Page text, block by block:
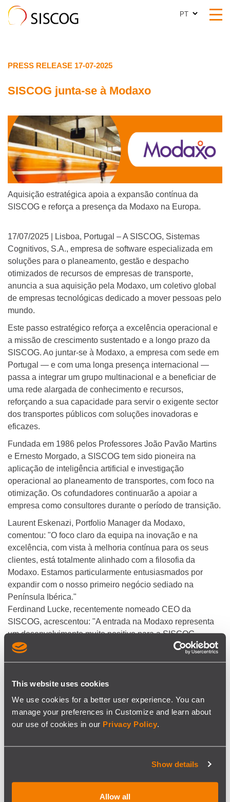
This website uses cookies
We use cookies for a better user experience. You can
manage your preferences in Customize and learn about
our use of cookies in our Privacy Policy.
Show details
Allow all
PT
PRESS RELEASE 17-07-2025
SISCOG junta-se à Modaxo
Aquisição estratégica apoia a expansão contínua da
SISCOG e reforça a presença da Modaxo na Europa.
17/07/2025 | Lisboa, Portugal – A SISCOG, Sistemas
Cognitivos, S.A., empresa de software especializada em
soluções para o planeamento, gestão e despacho
otimizados de recursos de empresas de transporte,
anuncia a sua aquisição pela Modaxo, um coletivo global
de empresas tecnológicas dedicado a mover pessoas pelo
mundo.
Este passo estratégico reforça a excelência operacional e
a missão de crescimento sustentado e a longo prazo da
SISCOG. Ao juntar-se à Modaxo, a empresa com sede em
Portugal — e com uma longa presença internacional —
passa a integrar um grupo multinacional e a beneficiar de
uma rede alargada de conhecimento e recursos,
reforçando a sua capacidade para servir o exigente sector
dos transportes públicos com soluções inovadoras e
eficazes.
Fundada em 1986 pelos Professores João Pavão Martins
e Ernesto Morgado, a SISCOG tem sido pioneira na
aplicação de inteligência artificial e investigação
operacional ao planeamento de transportes, com foco na
otimização. Os cofundadores continuarão a apoiar a
empresa como consultores durante o período de transição.
Laurent Eskenazi, Portfolio Manager da Modaxo,
comentou: "O foco claro da equipa na inovação e na
excelência, com vista à melhoria contínua para os seus
clientes, está totalmente alinhado com a filosofia da
Modaxo. Estamos particularmente entusiasmados por
expandir com o nosso primeiro negócio sediado na
Península Ibérica."
Ferdinand Lucke, recentemente nomeado CEO da
SISCOG, acrescentou: "A entrada na Modaxo representa
um desenvolvimento muito positivo para a SISCOG.
Partilhamos uma visão comum sobre o papel
resulta de fazer parte da rede Modaxo."
tecnológica global, apaixonada por mover pessoas pelo
mundo. Trabalhando em conjunto ou de forma
empenhado em desenvolver soluções de software e
tecnologia que ajudam a ligar as pessoas aos locais onde